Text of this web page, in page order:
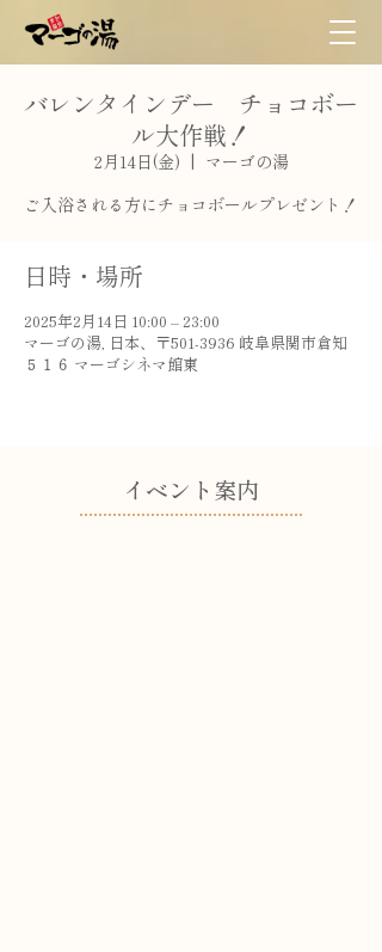
バレンタインデー チョコボー
ル大作戦！
2月14日(金)
  |
マーゴの湯
日時・場所
2025年2月14日 10:00 – 23:00
マーゴの湯, 日本、〒501-3936 岐阜県関市倉知
５１６ マーゴシネマ館東
​イベント案内